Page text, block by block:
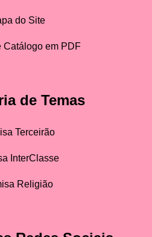
do Site
Catálogo em PDF
de Temas
Terceirão
InterClasse
Religião